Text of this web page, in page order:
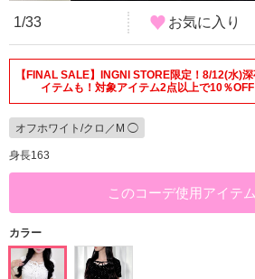
1/33 お気に入り
【FINAL SALE】INGNI STORE限定！8/12(水)
イテムも！対象アイテム2点以上で10％OFF
オフホワイト/クロ／M ◯
身長163
このコーデ使用アイテ
カラー